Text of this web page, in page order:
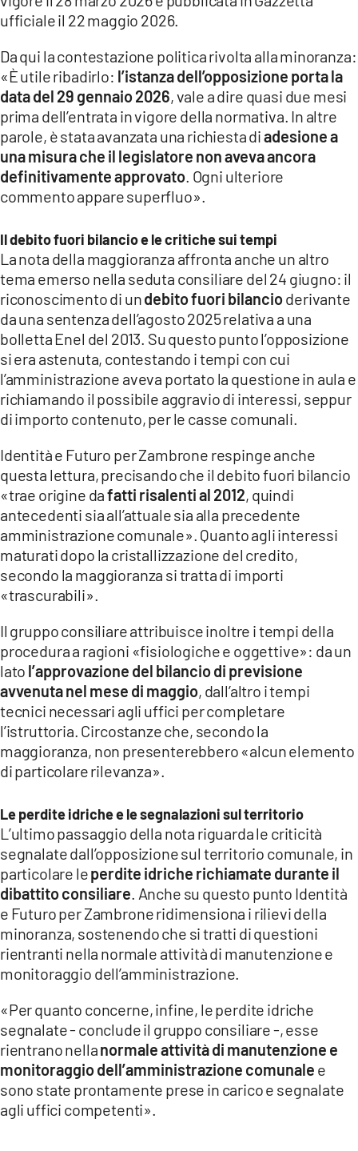
ufficiale il 22 maggio 2026.
Da qui la contestazione politica rivolta alla minoranza:
«È utile ribadirlo: l’istanza dell’opposizione porta la
data del 29 gennaio 2026, vale a dire quasi due mesi
prima dell’entrata in vigore della normativa. In altre
parole, è stata avanzata una richiesta diadesione a
una misura che il legislatore non aveva ancora
definitivamente approvato. Ogni ulteriore
commento appare superfluo».
Il debito fuori bilancio e le critiche sui tempi
La nota della maggioranza affronta anche un altro
tema emerso nella seduta consiliare del 24 giugno: il
riconoscimento di undebito fuori bilancioderivante
da una sentenza dell’agosto 2025 relativa a una
bolletta Enel del 2013. Su questo punto l’opposizione
si era astenuta, contestando i tempi con cui
l’amministrazione aveva portato la questione in aula e
richiamando il possibile aggravio di interessi, seppur
di importo contenuto, per le casse comunali.
Identità e Futuro per Zambrone respinge anche
questa lettura, precisando che il debito fuori bilancio
«trae origine dafatti risalenti al 2012, quindi
antecedenti sia all’attuale sia alla precedente
amministrazione comunale». Quanto agli interessi
maturati dopo la cristallizzazione del credito,
secondo la maggioranza si tratta di importi
«trascurabili».
Il gruppo consiliare attribuisce inoltre i tempi della
procedura a ragioni «fisiologiche e oggettive»: da un
lato l’approvazione del bilancio di previsione
avvenuta nel mese di maggio, dall’altro i tempi
tecnici necessari agli uffici per completare
l’istruttoria. Circostanze che, secondo la
maggioranza, non presenterebbero «alcun elemento
di particolare rilevanza».
Le perdite idriche e le segnalazioni sul territorio
L’ultimo passaggio della nota riguarda le criticità
segnalate dall’opposizione sul territorio comunale, in
particolare leperdite idriche richiamate durante il
dibattito consiliare. Anche su questo punto Identità
e Futuro per Zambrone ridimensiona i rilievi della
minoranza, sostenendo che si tratti di questioni
rientranti nella normale attività di manutenzione e
monitoraggio dell’amministrazione.
«Per quanto concerne, infine, le perdite idriche
segnalate - conclude il gruppo consiliare -, esse
rientrano nellanormale attività di manutenzione e
monitoraggio dell’amministrazione comunale e
sono state prontamente prese in carico e segnalate
agli uffici competenti».